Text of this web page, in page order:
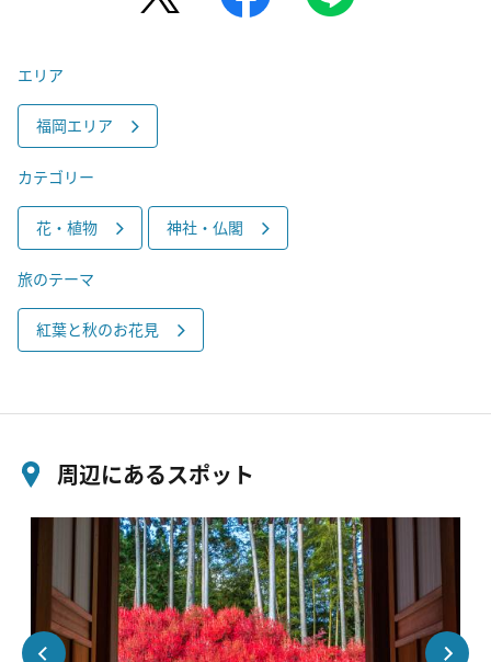
エリア
福岡エリア
カテゴリー
花・植物 神社・仏閣
旅のテーマ
紅葉と秋のお花見
周辺にあるスポット